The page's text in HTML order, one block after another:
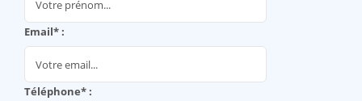
Email* :
Téléphone* :